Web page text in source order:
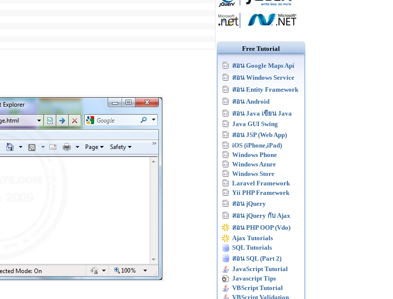
Free Tutorial
สอน Google Maps Api
สอน Windows Service
สอน Entity Framework
สอน Android
สอน Java เขียน Java
Java GUI Swing
สอน JSP (Web App)
iOS (iPhone,iPad)
Windows Phone
Windows Azure
Windows Store
Laravel Framework
Yii PHP Framework
สอน jQuery
สอน jQuery กับ Ajax
สอน PHP OOP (Vdo)
Ajax Tutorials
SQL Tutorials
สอน SQL (Part 2)
JavaScript Tutorial
Javascript Tips
VBScript Tutorial
VBScript Validation